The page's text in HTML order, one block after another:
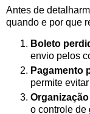
Antes de
quando e por que
Boleto
envio pelos
Pagamento
permite
o controle de